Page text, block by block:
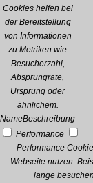
Cookies helfen bei
der Bereitstellung
von Informationen
zu Metriken wie
Besucherzahl,
Absprungrate,
Ursprung oder
ähnlichem.
NameBeschreibung
Performance
Performance
Webseite nutzen.
lange